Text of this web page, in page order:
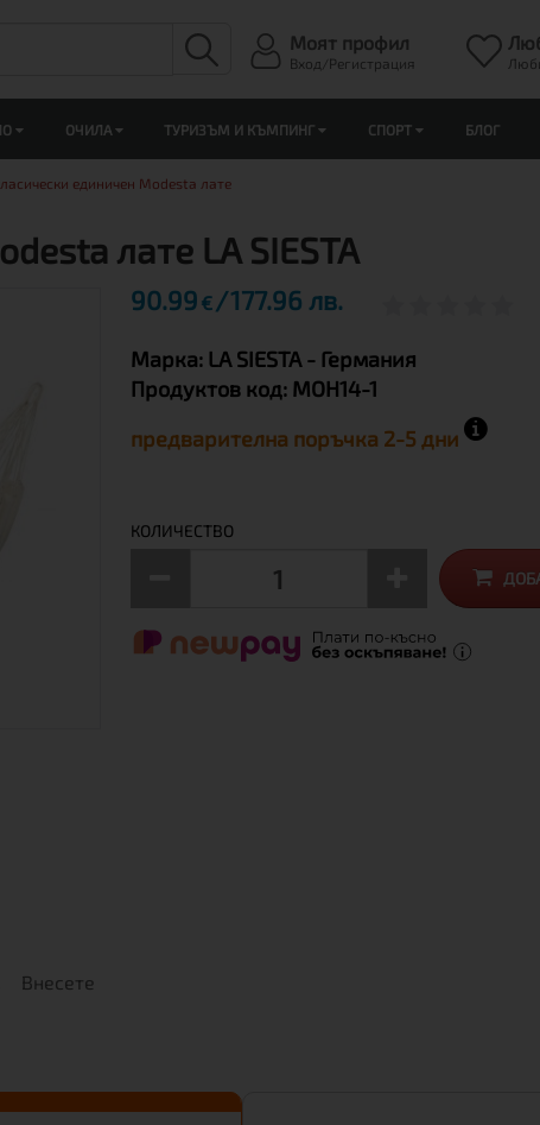
Моят профил
Вход/Регистрация
ОЧИЛА ТУРИЗЪМ И КЪМПИНГ СПОРТ БЛОГ
единичен Modesta лате
лате LA SIESTA
Внесете
90.99 € 177.96 лв.
Марка: LA SIESTA - Германия
Продуктов код: MOH14-1
предварителна поръчка 2-5 дни
КОЛИЧЕСТВО